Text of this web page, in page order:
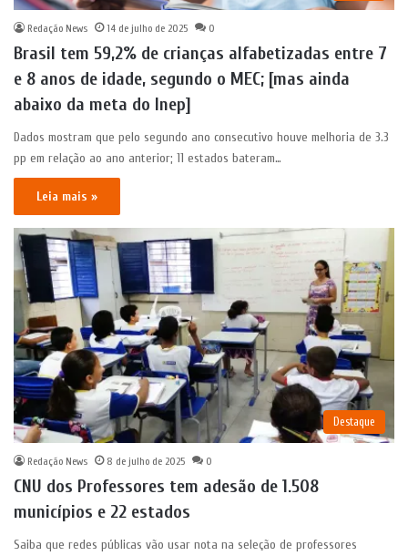
Redação News 14 de julho de 2025 0
Brasil tem 59,2% de crianças alfabetizadas entre 7
e 8 anos de idade, segundo o MEC; [mas ainda
abaixo da meta do Inep]
Dados mostram que pelo segundo ano consecutivo houve melhoria de 3.3
pp em relação ao ano anterior; 11 estados bateram…
Leia mais »
Destaque
Redação News 8 de julho de 2025 0
CNU dos Professores tem adesão de 1.508
municípios e 22 estados
Saiba que redes públicas vão usar nota na seleção de professores